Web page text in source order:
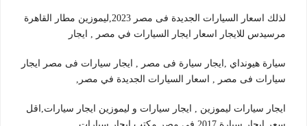
لذلك اسعار السيارات الجديدة فى مصر 2023,ليموزين مطار القاهرة
مرسيدس للايجار اسعار ايجار السيارات في مصر , ايجار
سيارة هيونداي ,ايجار سيارة فى مصر , ايجار سيارات فى مصر ايجار
سيارات فى مصر , اسعار السيارات الجديدة في مصر,
ايجار سيارات ليموزين , ايجار سيارات و ليموزين ايجار سيارات,اقل